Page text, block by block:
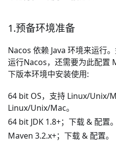
1.预备环境准备
Nacos 依赖 Java 环境来运行
运行Nacos，还需要为此配置
下版本环境中安装使用:
64 bit OS，支持 Linux/Unix/
Linux/Unix/Mac。
64 bit JDK 1.8+； 下载& 配置。
Maven 3.2.x+； 下载& 配置。